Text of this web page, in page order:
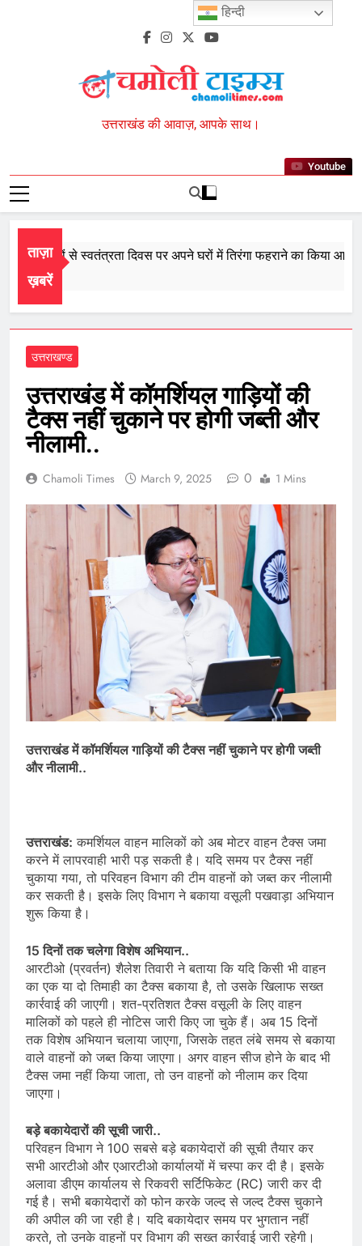
Chamoli Times
उत्तराखंड की आवाज़, आपके साथ।
Youtube
ताज़ा
ख़बरें
से स्वतंत्रता दिवस पर अपने घरों में तिरंगा फहराने का किया आवाह्न
उत्तराखण्ड
उत्तराखंड में कॉमर्शियल गाड़ियों की
टैक्स नहीं चुकाने पर होगी जब्ती और
नीलामी..
Chamoli Times March 9, 2025 0 1 Mins
उत्तराखंड में कॉमर्शियल गाड़ियों की टैक्स नहीं चुकाने पर होगी जब्ती
और नीलामी..
उत्तराखंड: कमर्शियल वाहन मालिकों को अब मोटर वाहन टैक्स जमा
करने में लापरवाही भारी पड़ सकती है। यदि समय पर टैक्स नहीं
चुकाया गया, तो परिवहन विभाग की टीम वाहनों को जब्त कर नीलामी
कर सकती है। इसके लिए विभाग ने बकाया वसूली पखवाड़ा अभियान
शुरू किया है।
15 दिनों तक चलेगा विशेष अभियान..
आरटीओ (प्रवर्तन) शैलेश तिवारी ने बताया कि यदि किसी भी वाहन
का एक या दो तिमाही का टैक्स बकाया है, तो उसके खिलाफ सख्त
कार्रवाई की जाएगी। शत-प्रतिशत टैक्स वसूली के लिए वाहन
मालिकों को पहले ही नोटिस जारी किए जा चुके हैं। अब 15 दिनों
तक विशेष अभियान चलाया जाएगा, जिसके तहत लंबे समय से बकाया
वाले वाहनों को जब्त किया जाएगा। अगर वाहन सीज होने के बाद भी
टैक्स जमा नहीं किया जाता, तो उन वाहनों को नीलाम कर दिया
जाएगा।
बड़े बकायेदारों की सूची जारी..
परिवहन विभाग ने 100 सबसे बड़े बकायेदारों की सूची तैयार कर
सभी आरटीओ और एआरटीओ कार्यालयों में चस्पा कर दी है। इसके
अलावा डीएम कार्यालय से रिकवरी सर्टिफिकेट (RC) जारी कर दी
गई है। सभी बकायेदारों को फोन करके जल्द से जल्द टैक्स चुकाने
की अपील की जा रही है। यदि बकायेदार समय पर भुगतान नहीं
करते, तो उनके वाहनों पर विभाग की सख्त कार्रवाई जारी रहेगी।
हिन्दी